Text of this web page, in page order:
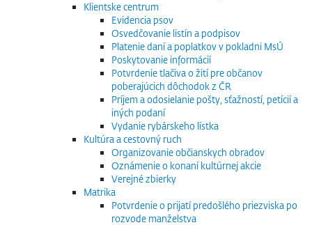
Klientske centrum
Evidencia psov
Osvedčovanie listín a podpisov
Platenie daní a poplatkov v pokladni MsÚ
Poskytovanie informácií
Potvrdenie tlačiva o žití pre občanov
poberajúcich dôchodok z ČR
Príjem a odosielanie pošty, sťažností, petícií a
iných podaní
Vydanie rybárskeho lístka
Kultúra a cestovný ruch
Organizovanie občianskych obradov
Oznámenie o konaní kultúrnej akcie
Verejné zbierky
Matrika
Potvrdenie o prijatí predošlého priezviska po
rozvode manželstva